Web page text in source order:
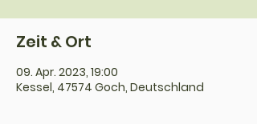
Zeit & Ort
09. Apr. 2023, 19:00
Kessel, 47574 Goch, Deutschland